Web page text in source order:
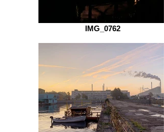
IMG_0762